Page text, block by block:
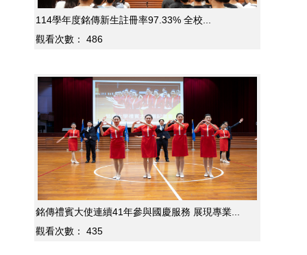
114學年度銘傳新生註冊率97.33% 全校...
觀看次數：
486
銘傳禮賓大使連續41年參與國慶服務 展現專業...
觀看次數：
435